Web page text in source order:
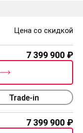
Цена со скидкой
7 399 900
Trade-in
7 399 900